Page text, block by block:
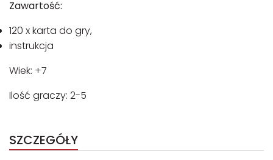
Zawartość:
120 x karta do gry,
instrukcja
Wiek: +7
Ilość graczy: 2-5
SZCZEGÓŁY